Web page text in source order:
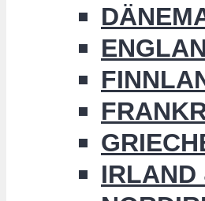
IRLAND